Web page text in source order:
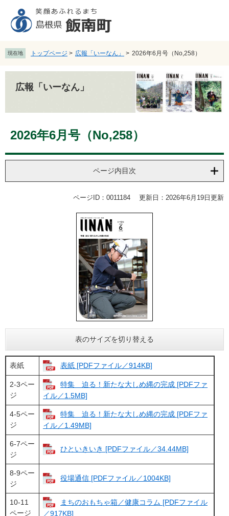
先
頭
で
を
飛
ば
文
現在地 トップページ > 広報「いーなん」 > 2026年6月号（No,258）
広報「いーなん」
文2026年6月号（No,258）
ページ内目次
ページID：0011184 更新日：2026年6月19日更新
表のサイズを切り替える
表紙 表紙 [PDFファイル／914KB]
2-3ペー
ジ
特集 迫る！新たな大しめ縄の完成 [PDFファ
イル／1.5MB]
4-5ペー
ジ
特集 迫る！新たな大しめ縄の完成 [PDFファ
イル／1.49MB]
6-7ペー
ジ
ひといきいき [PDFファイル／34.44MB]
8-9ペー
ジ
役場通信 [PDFファイル／1004KB]
10-11
ページ
まちのおもちゃ箱／健康コラム [PDFファイル
／917KB]